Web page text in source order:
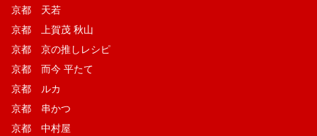
京都 天若
京都 上賀茂 秋山
京都 京の推しレシピ
京都 而今 平たて
京都 ルカ
京都 串かつ
京都 中村屋